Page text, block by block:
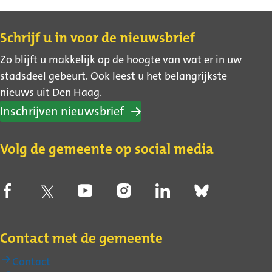
Contact
Schrijf u in voor de nieuwsbrief
Zo blijft u makkelijk op de hoogte van wat er in uw
stadsdeel gebeurt. Ook leest u het belangrijkste
nieuws uit Den Haag.
Inschrijven nieuwsbrief
Volg de gemeente op social media
Contact met de gemeente
Contact